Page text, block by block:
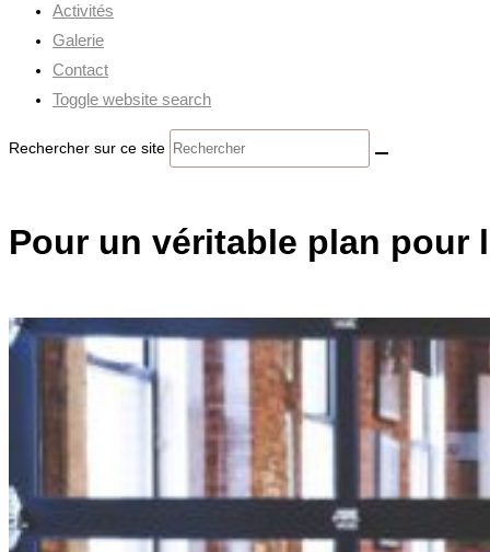
Activités
Galerie
Contact
Toggle website search
Rechercher sur ce site
Pour un véritable plan pour